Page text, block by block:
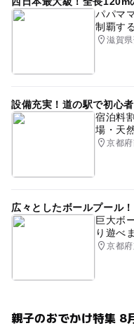
パパマ
制覇す
滋賀
設備充実！道の駅で初心
宿泊料
場・天
京都
広々としたボールプール
巨大ボ
り遊べ
京都
親子のおでかけ特集 8